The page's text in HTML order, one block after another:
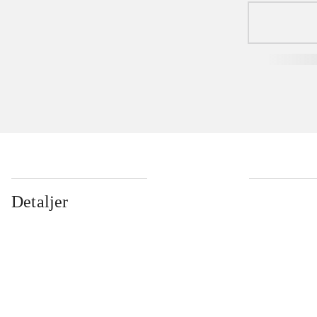
Detaljer